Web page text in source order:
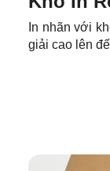
In nhãn với
giải cao lên